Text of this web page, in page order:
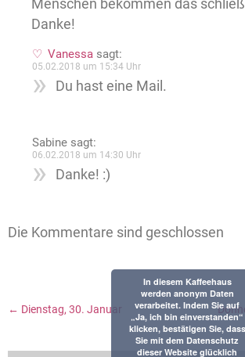
Menschen bekommen das
Danke!
Vanessa sagt:
05.02.2018 um 15:34 Uhr
Du hast eine Mail.
Sabine sagt:
06.02.2018 um 14:30 Uhr
Danke! :)
Die Kommentare sind geschlossen
← Dienstag, 30. Januar
In diesem Kaffeehaus
werden anonym Daten
verarbeitet. Indem Sie auf
„Ja, ich bin einverstanden“
klicken, bestätigen Sie, dass
Sie mit dem Datenschutz
dieser Website glücklich